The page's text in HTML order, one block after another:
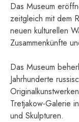
Das Museum
zeitgleich mit dem
neuen kulturellen
Zusammenkünfte
Das Museum
Jahrhunderte
Tretjakow-Galerie
und Skulpturen.